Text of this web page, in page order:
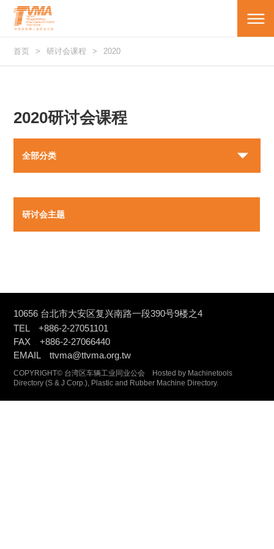
首页 研讨会课程 2020
2020研讨会课程
全部分类
研讨会主题
10656 台北市大安区复兴南路一段390号9楼之4
TEL +886-2-27051101
FAX +886-2-27066440
EMAIL ttvma@ttvma.org.tw
COPYRIGHT© 台湾区车辆工业同业公会 Hosted by Machinetools
Directory (S & J Corp.), Plastic and Rubber Machine Directory.